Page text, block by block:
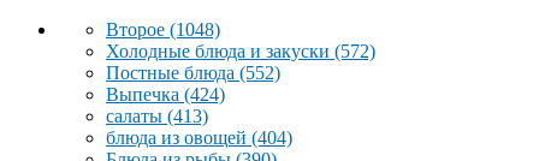
Второе (1048)
Холодные блюда и закуски (572)
Постные блюда (552)
Выпечка (424)
салаты (413)
блюда из овощей (404)